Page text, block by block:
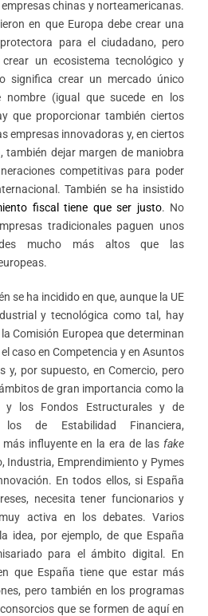
chinas y norteamericanas.
en que Europa debe crear una
para el ciudadano, pero
un ecosistema tecnológico y
significa crear un mercado único
nombre (igual que sucede en los
que proporcionar también ciertos
empresas innovadoras y, en ciertos
también dejar margen de maniobra
competitivas para poder
También se ha insistido
fiscal tiene que ser justo. No
tradicionales paguen unos
mucho más altos que las
se ha incidido en que, aunque la UE
y tecnológica como tal, hay
Comisión Europea que determinan
caso en Competencia y en Asuntos
y, por supuesto, en Comercio, pero
de gran importancia como la
y los Fondos Estructurales y de
de Estabilidad Financiera,
influyente en la era de las fake
Industria, Emprendimiento y Pymes
En todos ellos, si España
necesita tener funcionarios y
activa en los debates. Varios
idea, por ejemplo, de que España
para el ámbito digital. En
que España tiene que estar más
pero también en los programas
que se formen de aquí en